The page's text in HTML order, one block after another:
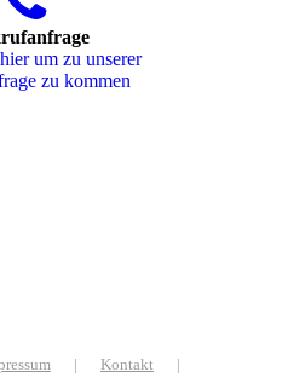
um zu unserer
zu kommen
| Kontakt |